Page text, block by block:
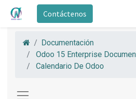
Contáctenos
Documentación
Odoo 15 Enterprise
Calendario De Odoo